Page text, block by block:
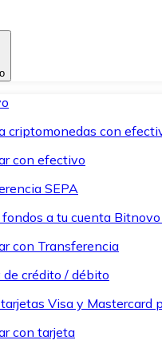
criptomonedas con
con efectivo
SEPA
a tu cuenta
con Transferencia
de crédito / débito
Visa y Mastercard
con tarjeta